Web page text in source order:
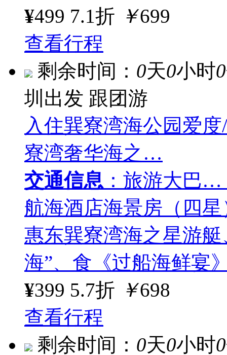
¥499 7.1折 ￥699
查看行程
剩余时间： 0天0小时0
圳出发 跟团游
入住巽寮湾海公园爱
寮湾奢华海之…
交通信息 ：旅游大巴…
航海酒店海景房（四
惠东巽寮湾海之星游
海”、食《过船海鲜宴
¥399 5.7折 ￥698
查看行程
剩余时间： 0天0小时0